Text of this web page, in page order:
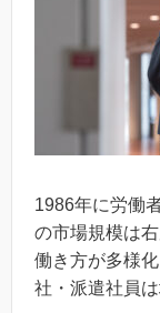
1986年に労働
の市場規模は右
働き方が多様
社・派遣社員